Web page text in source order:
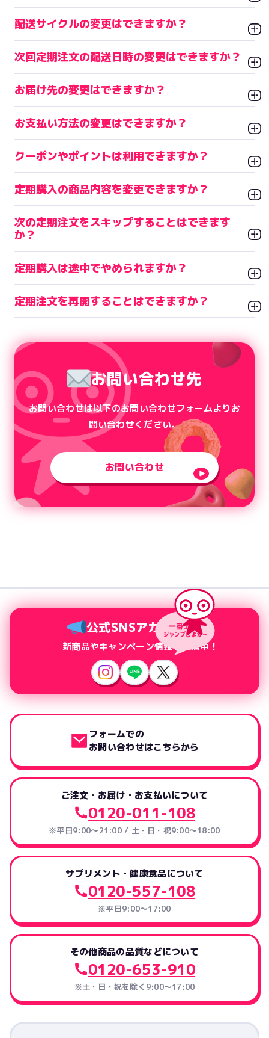
配送サイクルの変更はできますか？
次回定期注文の配送日時の変更はできますか？
お届け先の変更はできますか？
お支払い方法の変更はできますか？
クーポンやポイントは利用できますか？
定期購入の商品内容を変更できますか？
次の定期注文をスキップすることはできます
か？
定期購入は途中でやめられますか？
定期注文を再開することはできますか？
お問い合わせ先
お問い合わせは以下のお問い合わせフォームよりお
問い合わせください。
お問い合わせ
公式SNSアカウント
新商品やキャンペーン情報を配信中！
フォームでの
お問い合わせはこちらから
ご注文・お届け・お支払いについて
0120-011-108
※平日9:00～21:00 / 土・日・祝9:00～18:00
サプリメント・健康食品について
0120-557-108
※平日9:00～17:00
その他商品の品質などについて
0120-653-910
※土・日・祝を除く9:00〜17:00